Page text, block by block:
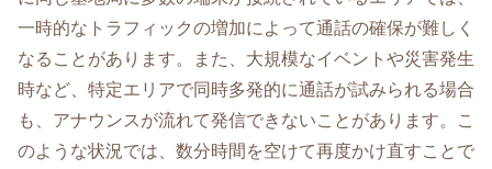
一時的なトラフィックの増加によって通話の確保が難しく
なることがあります。また、大規模なイベントや災害発生
時など、特定エリアで同時多発的に通話が試みられる場合
も、アナウンスが流れて発信できないことがあります。こ
のような状況では、数分時間を空けて再度かけ直すことで